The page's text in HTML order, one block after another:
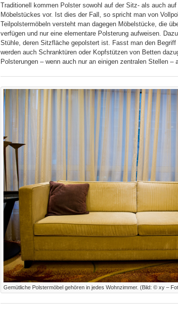
Traditionell kommen Polster sowohl auf der Sitz- als auch
Möbelstückes vor. Ist dies der Fall, so spricht man von
Teilpolstermöbeln versteht man dagegen Möbelstücke, die
verfügen und nur eine elementare Polsterung aufweisen.
Stühle, deren Sitzfläche gepolstert ist. Fasst man den
werden auch Schranktüren oder Kopfstützen von Betten
Polsterungen – wenn auch nur an einigen zentralen Stellen –
Gemütliche Polstermöbel gehören in jedes Wohnzimmer. (Bild: © xy –